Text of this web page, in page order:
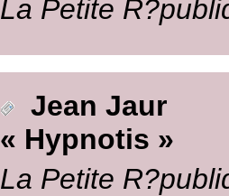
La Petite
Jean Jaur
« Hypnotis »
La Petite